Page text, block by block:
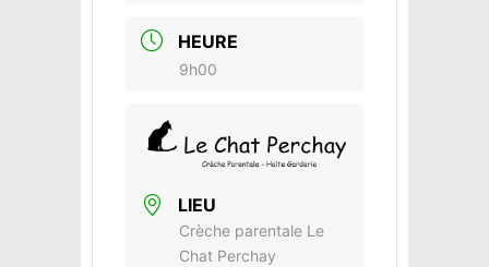
HEURE
9h00
LIEU
Crèche parentale Le
Chat Perchay